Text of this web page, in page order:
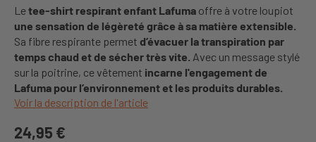
Letee-shirt respirant enfant Lafuma offre à votre loupiot
une sensation de légèreté grâce à sa matière extensible.
Sa fibre respirante permet d’évacuer la transpiration par
temps chaud et de sécher très vite. Avec un message stylé
sur la poitrine, ce vêtement incarne l'engagement de
Lafuma pour l’environnement et les produits durables.
Voir la description de l'article
24,95 €